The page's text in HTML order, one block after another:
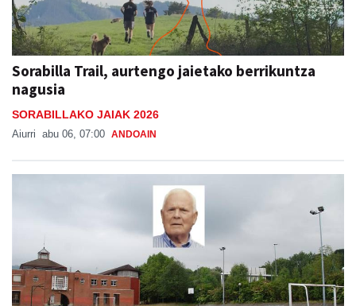
Sorabilla Trail, aurtengo jaietako berrikuntza
nagusia
SORABILLAKO JAIAK 2026
Aiurri abu 06, 07:00 ANDOAIN